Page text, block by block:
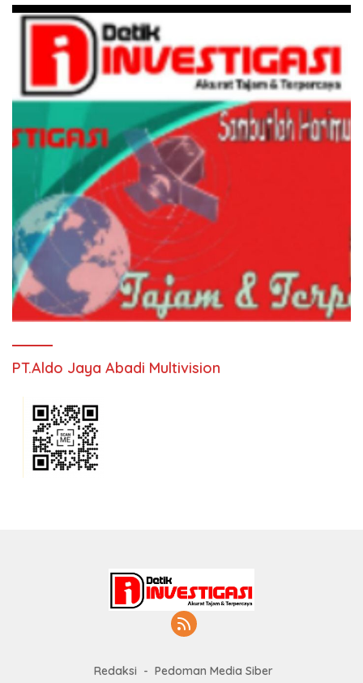
PT.Aldo Jaya Abadi Multivision
Redaksi Pedoman Media Siber